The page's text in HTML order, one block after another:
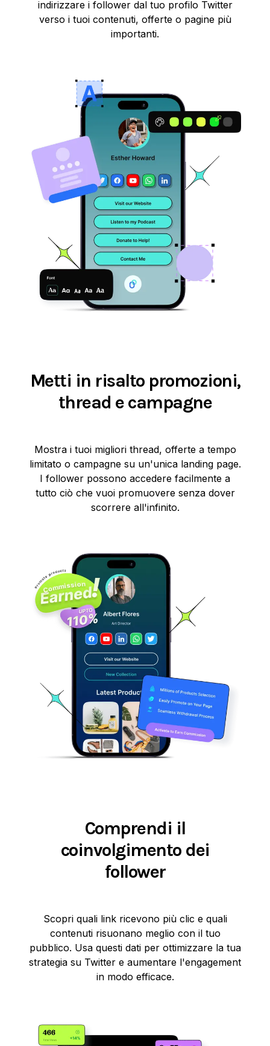
indirizzare i follower dal tuo profilo Twitter
verso i tuoi contenuti, offerte o pagine più
importanti.
Metti in risalto promozioni,
thread e campagne
Mostra i tuoi migliori thread, offerte a tempo
limitato o campagne su un'unica landing page.
I follower possono accedere facilmente a
tutto ciò che vuoi promuovere senza dover
scorrere all'infinito.
Comprendi il
coinvolgimento dei
follower
Scopri quali link ricevono più clic e quali
contenuti risuonano meglio con il tuo
pubblico. Usa questi dati per ottimizzare la tua
strategia su Twitter e aumentare l'engagement
in modo efficace.